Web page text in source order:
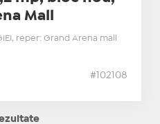
Mall
reper: Grand Arena mall
#102108